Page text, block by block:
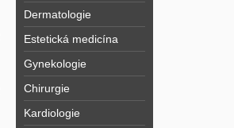
Dermatologie
Estetická medicína
Gynekologie
Chirurgie
Kardiologie